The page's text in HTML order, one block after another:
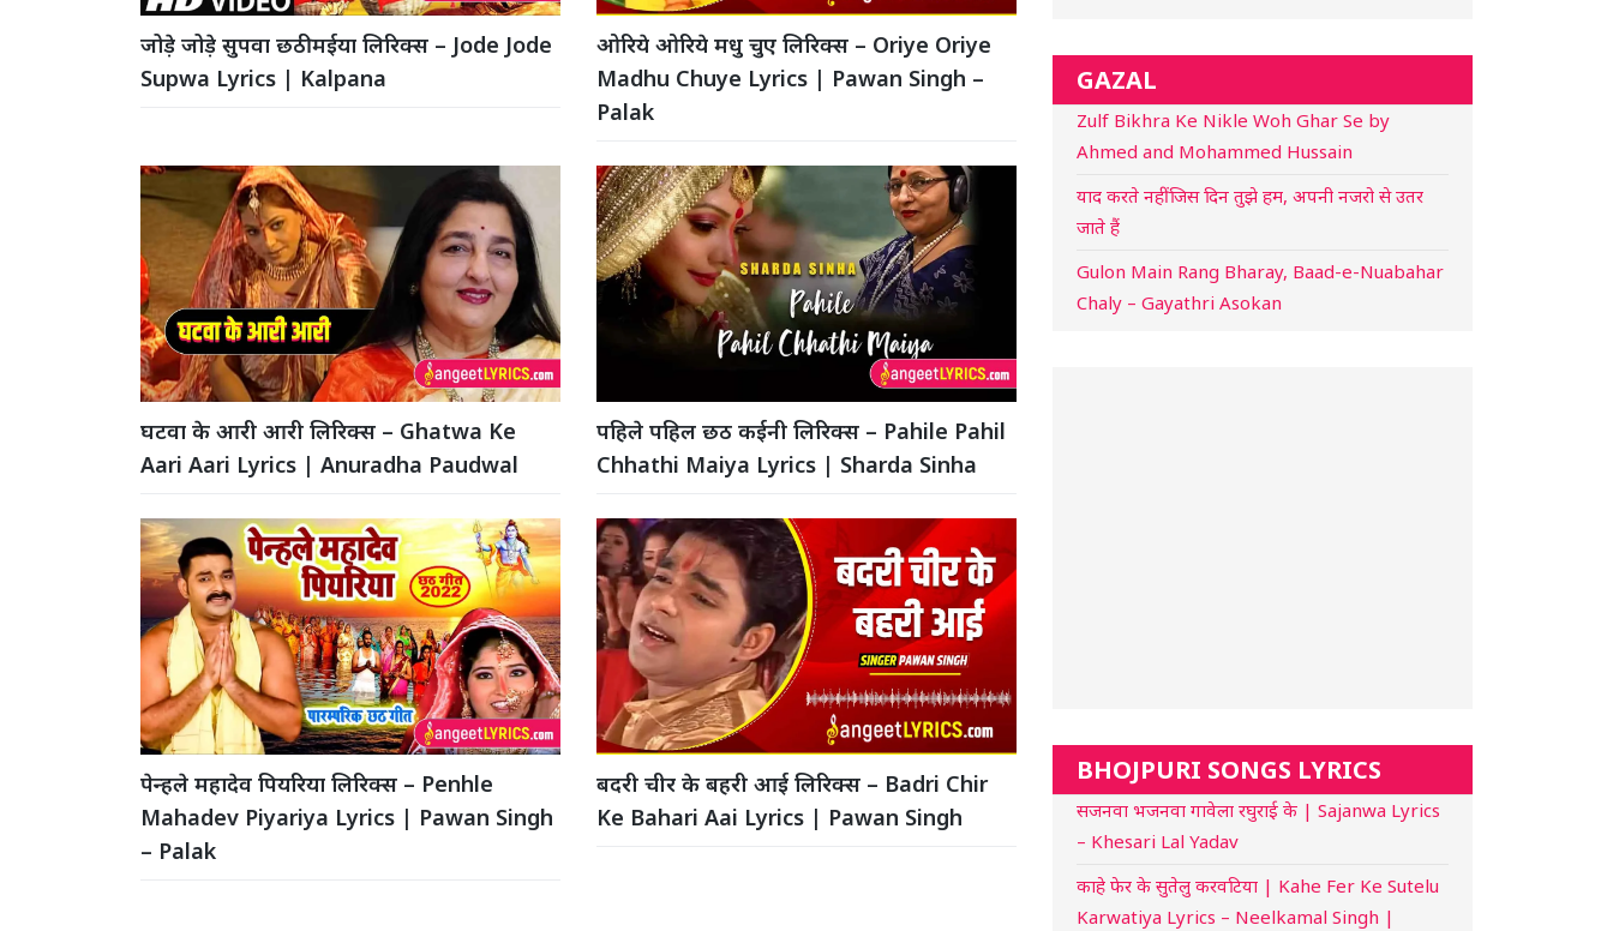
जोड़े जोड़े सुपवा छठी मईया लिरिक्स – Jode Jode
Supwa Lyrics | Kalpana
ओरिये ओरिये मधु चुए लिरिक्स – Oriye Oriye
Madhu Chuye Lyrics | Pawan Singh –
Palak
घटवा के आरी आरी लिरिक्स – Ghatwa Ke
Aari Aari Lyrics | Anuradha Paudwal
पहिले पहिल छठ कईनी लिरिक्स – Pahile Pahil
Chhathi Maiya Lyrics | Sharda Sinha
पेन्हले महादेव पियरिया लिरिक्स – Penhle
Mahadev Piyariya Lyrics | Pawan Singh
– Palak
बदरी चीर के बहरी आई लिरिक्स – Badri Chir
Ke Bahari Aai Lyrics | Pawan Singh
GAZAL
Zulf Bikhra Ke Nikle Woh Ghar Se by
Ahmed and Mohammed Hussain
याद करते नहीं जिस दिन तुझे हम, अपनी नजरो से उतर
जाते हैं
Gulon Main Rang Bharay, Baad-e-Nuabahar
Chaly – Gayathri Asokan
BHOJPURI SONGS LYRICS
सजनवा भजनवा गावेला रघुराई के | Sajanwa Lyrics
– Khesari Lal Yadav
काहे फेर के सुतेलु करवटिया | Kahe Fer Ke Sutelu
Karwatiya Lyrics – Neelkamal Singh |